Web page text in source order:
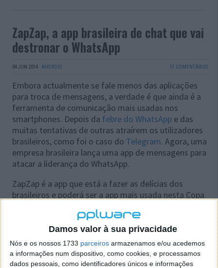
Damos valor à sua privacidade
Nós e os nossos 1733 parceiros armazenamos e/ou acedemos
a informações num dispositivo, como cookies, e processamos
dados pessoais, como identificadores únicos e informações
ZapZap, a app brasileira de chat que vai
destronar o WhatsApp
04 JUN 2014 · ANDROID 51 COMENTÁRIOS
Embora actualmente se fale menos das aplicações
para troca de mensagens, a verdade é que ainda é a
ferramenta de comunicação mais usadas nos
smartphones. Depois da febre do WhatsApp e das
muitas tentativas de outras atraírem os utilizadores
brasileiros, como foi o caso do Telegram. Agora, uma
empresa brasileira lança uma app de mensagens para
atacar a liderança do WhatsApp.
ZapZap é a app que está a fazer as delícias dos
brasileiros e poderá ser a app mais usada nesta Copa